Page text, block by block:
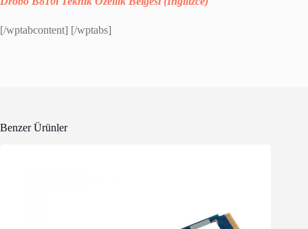
[/wptabcontent] [/wptabs]
Benzer Ürünler